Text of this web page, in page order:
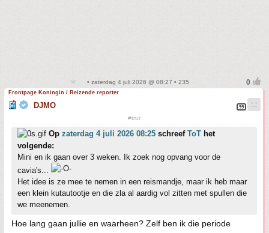
• zaterdag 4 juli 2026 @ 08:27 • 235
Frontpage Koningin / Reizende reporter
DJMO
#trut
Op zaterdag 4 juli 2026 08:25 schreef ToT het
volgende:
Mini en ik gaan over 3 weken. Ik zoek nog opvang voor de
cavia's...
Het idee is ze mee te nemen in een reismandje, maar ik heb maar
een klein kutautootje en die zla al aardig vol zitten met spullen die
we meenemen.
Hoe lang gaan jullie en waarheen? Zelf ben ik die periode